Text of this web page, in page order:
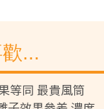
...
等同 最貴風筒